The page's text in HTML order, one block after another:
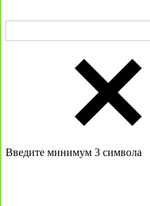
Введите минимум 3 символа